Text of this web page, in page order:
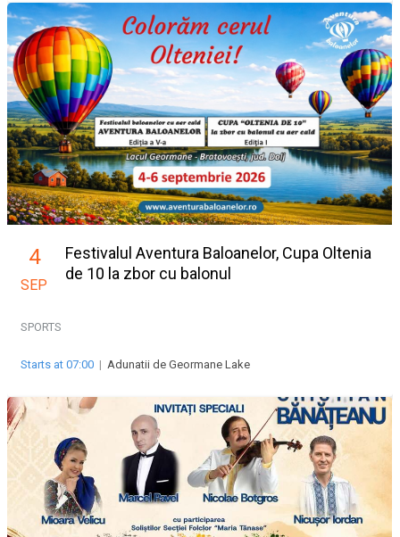
4
SEP
Festivalul Aventura Baloanelor, Cupa Oltenia
de 10 la zbor cu balonul
SPORTS
Starts at 07:00 | Adunatii de Geormane Lake